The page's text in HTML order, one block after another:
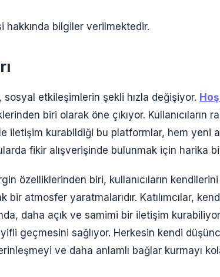
hakkında bilgiler verilmektedir.
sosyal etkileşimlerin şekli hızla değişiyor.
biri olarak öne çıkıyor. Kullanıcıların
iletişim kurabildiği bu platformlar, hem yeni
fikir alışverişinde bulunmak için harika
özelliklerinden biri, kullanıcıların
bir atmosfer yaratmalarıdır. Katılımcılar,
daha açık ve samimi bir iletişim
geçmesini sağlıyor. Herkesin kendi
ve daha anlamlı bağlar kurmayı